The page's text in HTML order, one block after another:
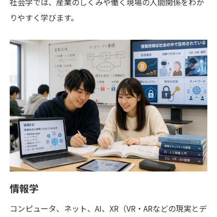
りやすく学びます。
情報学
コンピュータ、ネット、AI、XR（VR・ARなどの現実とデ